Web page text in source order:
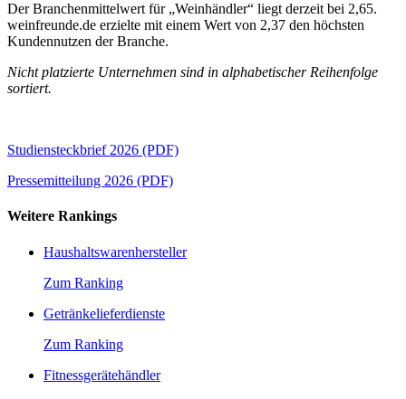
Der Branchenmittelwert für „Weinhändler“ liegt derzeit bei 2,65.
weinfreunde.de erzielte mit einem Wert von 2,37 den höchsten
Kundennutzen der Branche.
Nicht platzierte Unternehmen sind in alphabetischer Reihenfolge
sortiert.
Studiensteckbrief 2026 (PDF)
Pressemitteilung 2026 (PDF)
Weitere Rankings
Haushaltswarenhersteller
Zum Ranking
Getränkelieferdienste
Zum Ranking
Fitnessgerätehändler